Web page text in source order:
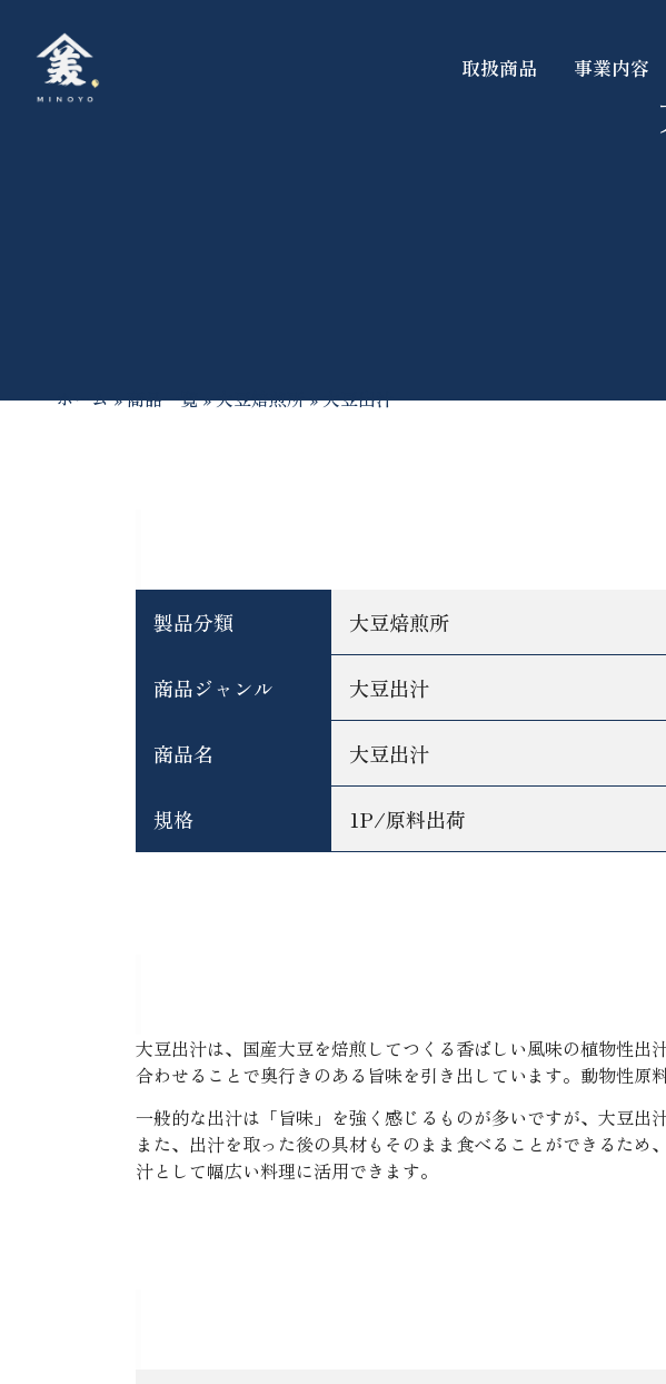
取扱商品 事業内容
ホーム»商品一覧»大豆焙煎所»大豆出汁
製品分類 大豆焙煎所
商品ジャンル 大豆出汁
商品名 大豆出汁
規格 1P/原料出荷
大豆出汁は、国産大豆を焙煎してつくる香ばしい風味の植物性
合わせることで奥行きのある旨味を引き出しています。動物性原
一般的な出汁は「旨味」を強く感じるものが多いですが、大豆出
また、出汁を取った後の具材もそのまま食べることができるた
汁として幅広い料理に活用できます。